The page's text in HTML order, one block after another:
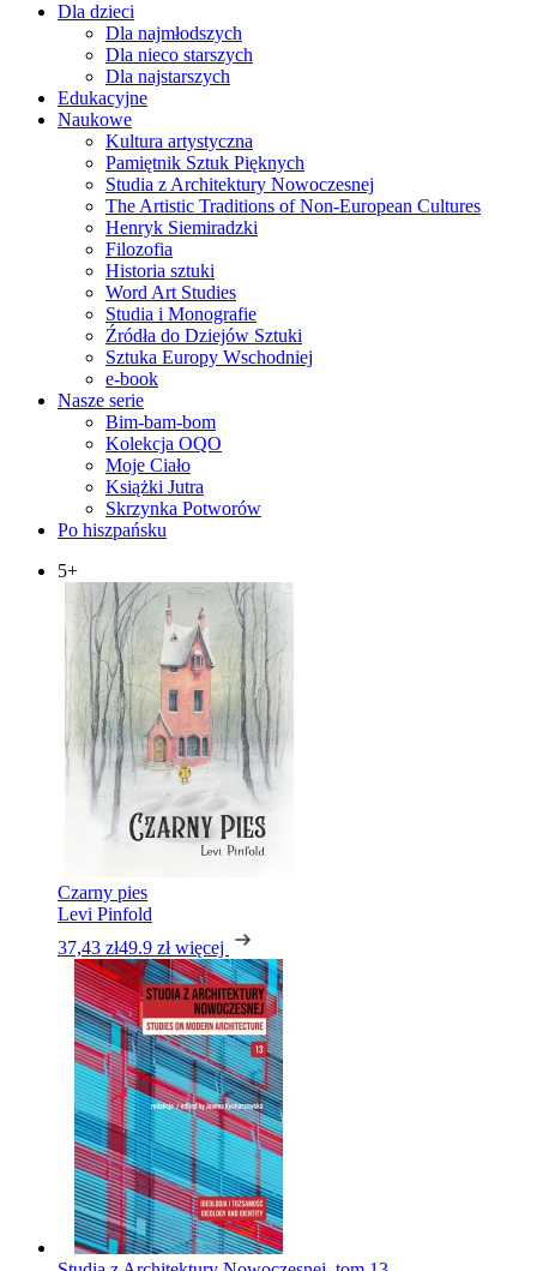
Dla dzieci
Dla najmłodszych
Dla nieco starszych
Dla najstarszych
Edukacyjne
Naukowe
Kultura artystyczna
Pamiętnik Sztuk Pięknych
Studia z Architektury Nowoczesnej
The Artistic Traditions of Non-European Cultures
Henryk Siemiradzki
Filozofia
Historia sztuki
Word Art Studies
Studia i Monografie
Źródła do Dziejów Sztuki
Sztuka Europy Wschodniej
e-book
Nasze serie
Bim-bam-bom
Kolekcja OQO
Moje Ciało
Książki Jutra
Skrzynka Potworów
Po hiszpańsku
5+
Czarny pies
Levi Pinfold
37,43 zł49.9 zł więcej